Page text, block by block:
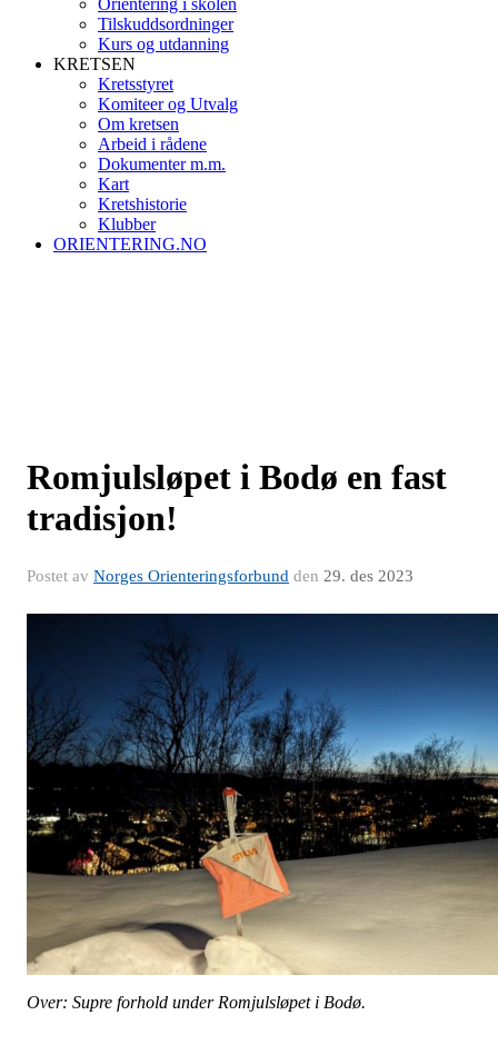
Orientering i skolen
Tilskuddsordninger
Kurs og utdanning
KRETSEN
Kretsstyret
Komiteer og Utvalg
Om kretsen
Arbeid i rådene
Dokumenter m.m.
Kart
Kretshistorie
Klubber
ORIENTERING.NO
Romjulsløpet i Bodø en fast
tradisjon!
Postet av Norges Orienteringsforbund den 29. des 2023
Over: Supre forhold under Romjulsløpet i Bodø.